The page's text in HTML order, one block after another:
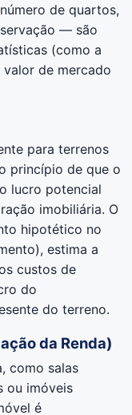
de quartos,
— são
(como a
valor de mercado
para terrenos
princípio de que o
lucro potencial
imobiliária. O
hipotético no
estima a
custos de
do
do terreno.
da Renda)
como salas
ou imóveis
é